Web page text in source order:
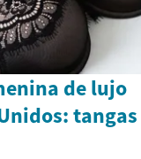
de lujo